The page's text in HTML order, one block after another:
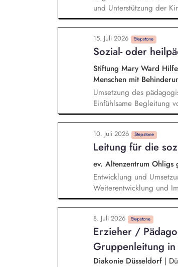
und Unterstützung der
Pädagogik, Sorge für
Umsetzung von
Kolleg*innen
15. Juli 2026 Stepstone
Sozial- oder
Stiftung Mary Ward
Menschen mit
Umsetzung des
Einfühlsame Begleitung
pädagogischen Alltags,
pädagogischen Arbeit
10. Juli 2026 Stepstone
Leitung für die
ev. Altenzentrum Ohligs
Entwicklung und
Weiterentwicklung und
Unterstützung beim
zuständigen
Anleitung der
und Durchführung von
Verantwortung für die
Mitarbeitenden
8. Juli 2026 Stepstone
Erzieher /
Gruppenleitung
Diakonie Düsseldorf |